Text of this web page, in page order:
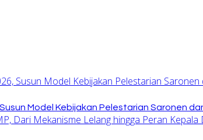
Susun Model Kebijakan Pelestarian Saronen